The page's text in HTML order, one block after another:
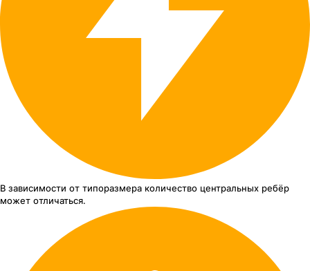
В зависимости от типоразмера количество центральных ребёр
может отличаться.